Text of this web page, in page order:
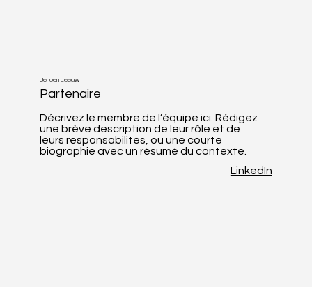
Jeroen Leeuw
Partenaire
Décrivez le membre de l’équipe ici. Rédigez
une brève description de leur rôle et de
leurs responsabilités, ou une courte
biographie avec un résumé du contexte.
LinkedIn